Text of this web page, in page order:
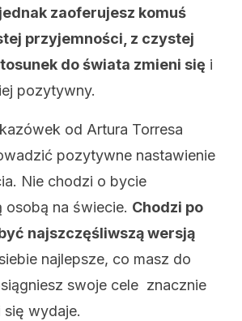
zaoferujesz komuś
przyjemności, z czystej
do świata zmieni się i
pozytywny.
od Artura Torresa
pozytywne nastawienie
Nie chodzi o bycie
osobą na świecie. Chodzi po
najszczęśliwszą wersją
najlepsze, co masz do
swoje cele znacznie
wydaje.